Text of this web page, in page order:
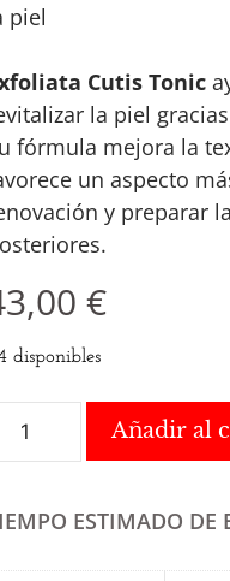
piel
Cutis Tonic
la piel
fórmula mejora la
un aspecto
y preparar
€
disponibles
Añadir al
ESTIMADO DE